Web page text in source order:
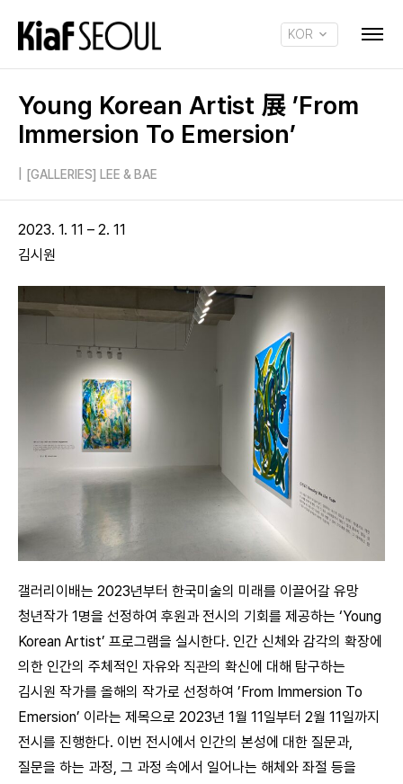
KOR
Young Korean Artist 展 ’From
Immersion To Emersion’
[GALLERIES] LEE & BAE
2023. 1. 11 – 2. 11
김시원
갤러리이배는 2023년부터 한국미술의 미래를 이끌어갈 유망
청년작가 1명을 선정하여 후원과 전시의 기회를 제공하는 ‘Young
Korean Artist’ 프로그램을 실시한다. 인간 신체와 감각의 확장에
의한 인간의 주체적인 자유와 직관의 확신에 대해 탐구하는
김시원 작가를 올해의 작가로 선정하여 ’From Immersion To
Emersion’ 이라는 제목으로 2023년 1월 11일부터 2월 11일까지
전시를 진행한다. 이번 전시에서 인간의 본성에 대한 질문과,
질문을 하는 과정, 그 과정 속에서 일어나는 해체와 좌절 등을